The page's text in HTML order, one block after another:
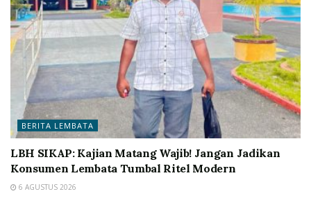
BERITA LEMBATA
LBH SIKAP: Kajian Matang Wajib! Jangan Jadikan
Konsumen Lembata Tumbal Ritel Modern
6 AGUSTUS 2026